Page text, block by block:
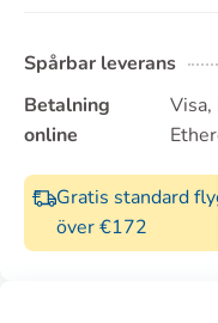
Spårbar leverans
Betalning
online
Visa,
Gratis standard
över €172